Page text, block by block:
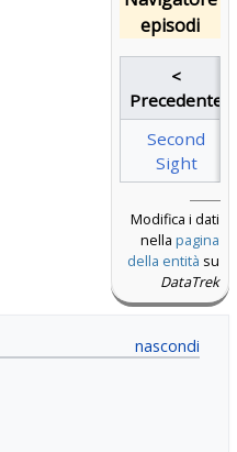
episodi
<
Precedente
Second
Sight
Modifica i dati
nella pagina
della entità su
DataTrek